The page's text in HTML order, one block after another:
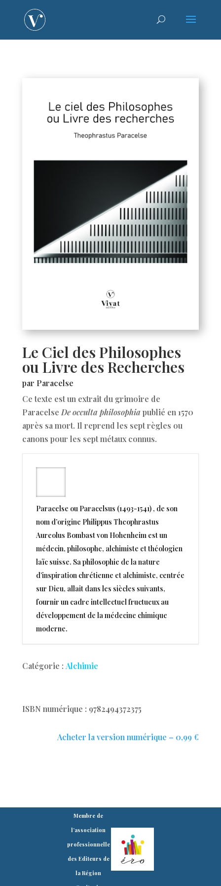
Le Ciel des Philosophes
ou Livre des Recherches
par Paracelse
Ce texte est un extrait du grimoire de
Paracelse De occulta philosophia publié en 1570
après sa mort. Il reprend les sept règles ou
canons pour les sept métaux connus.
Paracelse ou Paracelsus (1493-1541) , de son
nom d’origine Philippus Theophrastus
Aureolus Bombast von Hohenheim est un
médecin, philosophe, alchimiste et théologien
laïc suisse. Sa philosophie de la nature
d’inspiration chrétienne et alchimiste, centrée
sur Dieu, allait dans les siècles suivants,
fournir un cadre intellectuel fructueux au
développement de la médecine chimique
moderne.
Catégorie : Alchimie
ISBN numérique : 9782494372375
Acheter la version numérique – 0,99 €
Membre de
l’association
professionnelle
des Editeurs de
la Région